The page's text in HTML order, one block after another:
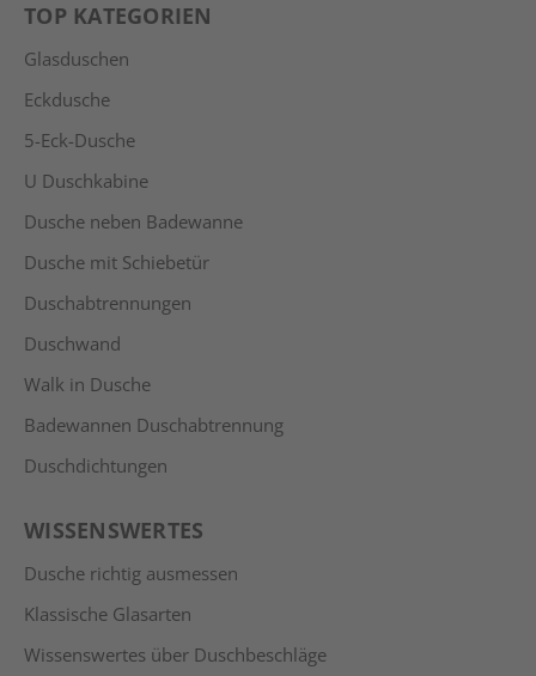
TOP KATEGORIEN
Glasduschen
Eckdusche
5-Eck-Dusche
U Duschkabine
Dusche neben Badewanne
Dusche mit Schiebetür
Duschabtrennungen
Duschwand
Walk in Dusche
Badewannen Duschabtrennung
Duschdichtungen
WISSENSWERTES
Dusche richtig ausmessen
Klassische Glasarten
Wissenswertes über Duschbeschläge